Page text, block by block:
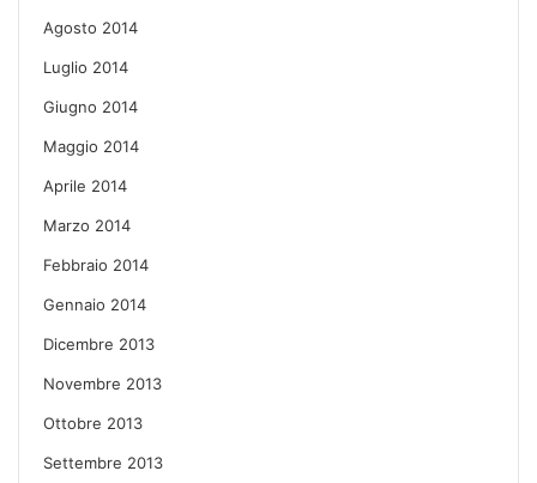
Agosto 2014
Luglio 2014
Giugno 2014
Maggio 2014
Aprile 2014
Marzo 2014
Febbraio 2014
Gennaio 2014
Dicembre 2013
Novembre 2013
Ottobre 2013
Settembre 2013